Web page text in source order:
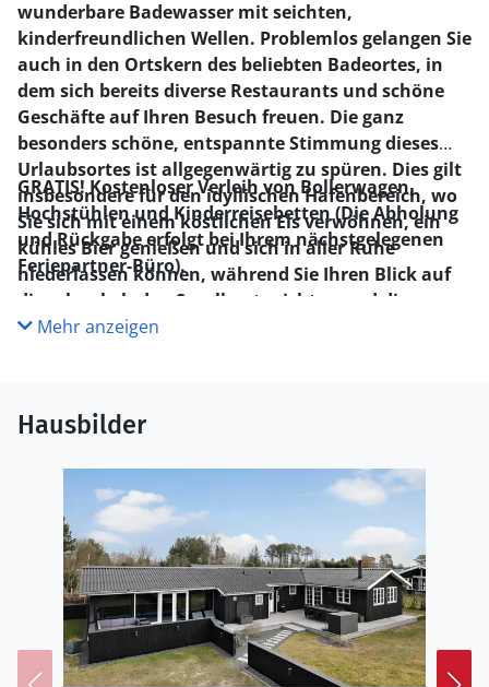
wunderbare Badewasser mit seichten,
kinderfreundlichen Wellen. Problemlos gelangen Sie
auch in den Ortskern des beliebten Badeortes, in
dem sich bereits diverse Restaurants und schöne
Geschäfte auf Ihren Besuch freuen. Die ganz
besonders schöne, entspannte Stimmung dieses
Urlaubsortes ist allgegenwärtig zu spüren. Dies gilt
insbesondere für den idyllischen Hafenbereich, wo
Sie sich mit einem köstlichen Eis verwöhnen, ein
kühles Bier genießen und sich in aller Ruhe
niederlassen können, während Sie Ihren Blick auf
die schaukelnden Segelboote richten und die
herrliche Aussicht über das Wasser bestaunen.
GRATIS! Kostenloser Verleih von Bollerwagen,
Hochstühlen und Kinderreisebetten (Die Abholung
und Rückgabe erfolgt bei Ihrem nächstgelegenen
Feriepartner-Büro).
Mehr anzeigen
Hausbilder